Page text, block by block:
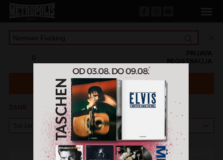
0 REGISTRACIJA
PRIJAVA
KATEGORIJA